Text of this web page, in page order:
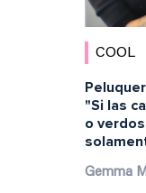
COOL
"Si las
o
Gemma